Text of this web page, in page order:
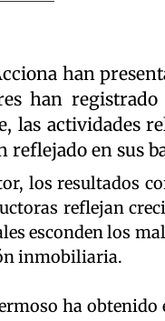
han
han
las actividades
en sus
los resultados
reflejan
esconden los
inmobiliaria.
ha